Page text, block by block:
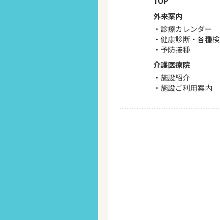
外来案内
診療カレンダー
健康診断・各種
予防接種
介護医療院
施設紹介
施設ご利用案内